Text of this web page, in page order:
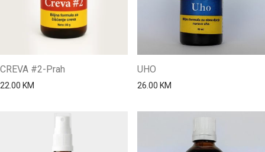
CREVA #2-Prah
22.00 KM
UHO
26.00 KM